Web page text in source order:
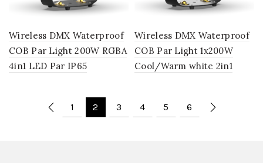
Wireless DMX Waterproof
COB Par Light 200W RGBA
4in1 LED Par IP65
Wireless DMX Waterproof
COB Par Light 1x200W
Cool/Warm white 2in1
1 2 3 4 5 6